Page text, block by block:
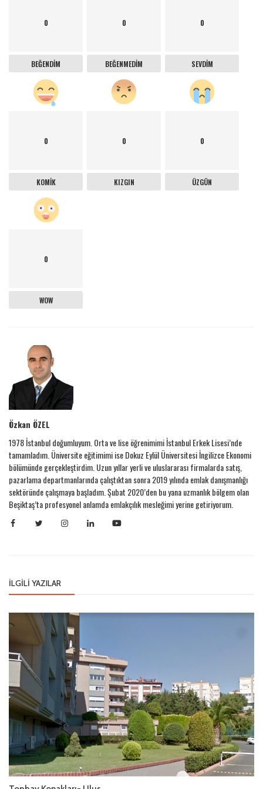
0
BEĞENDIM
0
BEĞENMEDIM
0
SEVDIM
0
KOMIK
0
KIZGIN
0
ÜZGÜN
0
WOW
Özkan ÖZEL
1978 İstanbul doğumluyum. Orta ve lise öğrenimimi İstanbul Erkek Lisesi’nde
tamamladım. Üniversite eğitimimi ise Dokuz Eylül Üniversitesi İngilizce Ekonomi
bölümünde gerçekleştirdim. Uzun yıllar yerli ve uluslararası firmalarda satış,
pazarlama departmanlarında çalıştıktan sonra 2019 yılında emlak danışmanlığı
sektöründe çalışmaya başladım. Şubat 2020’den bu yana uzmanlık bölgem olan
Beşiktaş’ta profesyonel anlamda emlakçılık mesleğimi yerine getiriyorum.
İLGILI YAZILAR